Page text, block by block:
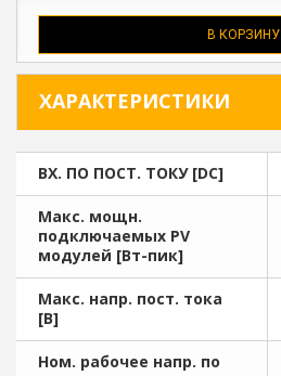
В КОРЗИНУ
ХАРАКТЕРИСТИКИ
ВХ. ПО ПОСТ. ТОКУ [DC]
Макс. мощн.
подключаемых PV
модулей [Вт-пик]
Макс. напр. пост. тока
[В]
Ном. рабочее напр. по